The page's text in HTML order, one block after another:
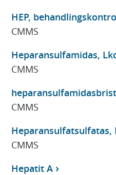
HEP,
CMMS
Heparansulfamidas,
CMMS
CMMS
Heparansulfatsulfatas,
CMMS
Hepatit A